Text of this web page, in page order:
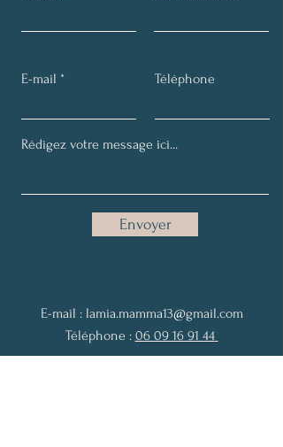
E-mail Téléphone
Envoyer
E-mail : lamia.mamma13@gmail.com
Téléphone : 06 09 16 91 44